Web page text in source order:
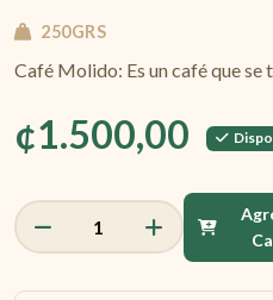
250GRS
Café Molido: Es un café que se
¢1.500,00
1